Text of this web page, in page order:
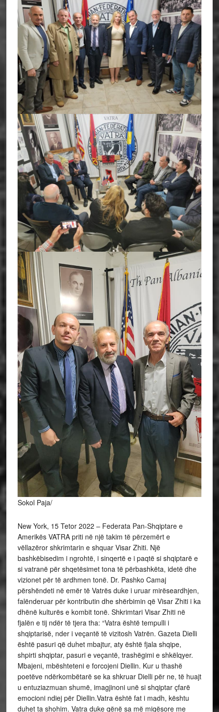
Sokol Paja/
New York, 15 Tetor 2022 – Federata Pan-Shqiptare e
Amerikës VATRA priti në një takim të përzemërt e
vëllazëror shkrimtarin e shquar Visar Zhiti. Një
bashkëbisedim i ngrohtë, i sinqertë e i paqtë si shqiptarë e
si vatranë për shqetësimet tona të përbashkëta, idetë dhe
vizionet për të ardhmen tonë. Dr. Pashko Camaj
përshëndeti në emër të Vatrës duke i uruar mirëseardhjen,
falënderuar për kontributin dhe shërbimin që Visar Zhiti i ka
dhënë kulturës e kombit tonë. Shkrimtari Visar Zhiti në
fjalën e tij ndër të tjera tha: “Vatra është tempulli i
shqiptarisë, nder i veçantë të vizitosh Vatrën. Gazeta Dielli
është pasuri që duhet mbajtur, aty është fjala shqipe,
shpirti shqiptar, pasuri e veçantë, trashëgimi e shkëlqyer.
Mbajeni, mbështeteni e forcojeni Diellin. Kur u thashë
poetëve ndërkombëtarë se ka shkruar Dielli për ne, të huajt
u entuziazmuan shumë, imagjinoni unë si shqiptar çfarë
emocioni ndiej për Diellin.Vatra është fat i madh, kështu
duhet ta shohim. Vatra duke qënë sa më miqësore me